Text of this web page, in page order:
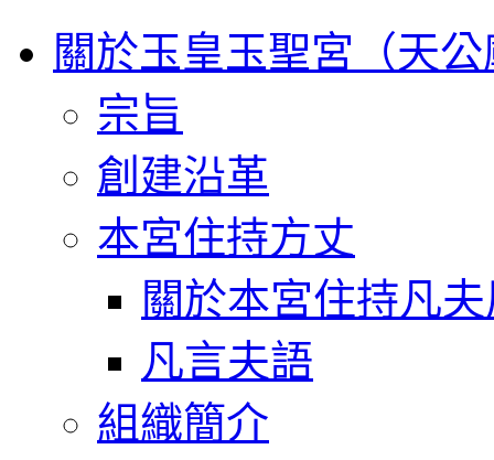
關於玉皇玉聖宮（天
宗旨
創建沿革
本宮住持方丈
關於本宮住持凡
凡言夫語
組織簡介